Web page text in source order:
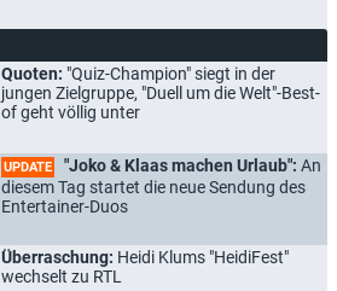
Quoten: "Quiz-Champion" siegt in der
jungen Zielgruppe, "Duell um die Welt"-Best-
of geht völlig unter
UPDATE "Joko & Klaas machen Urlaub": An
diesem Tag startet die neue Sendung des
Entertainer-Duos
Überraschung: Heidi Klums "HeidiFest"
wechselt zu RTL